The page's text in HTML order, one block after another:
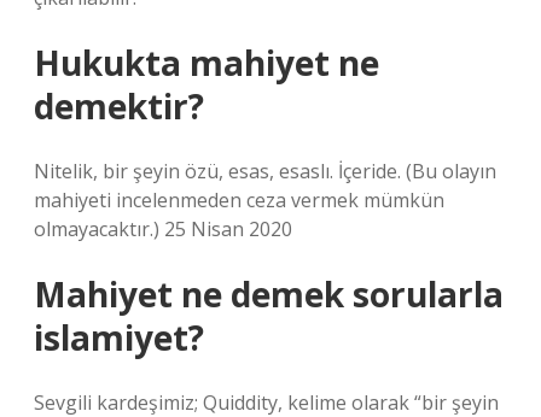
Hukukta mahiyet ne
demektir?
Nitelik, bir şeyin özü, esas, esaslı. İçeride. (Bu olayın
mahiyeti incelenmeden ceza vermek mümkün
olmayacaktır.) 25 Nisan 2020
Mahiyet ne demek sorularla
islamiyet?
Sevgili kardeşimiz; Quiddity, kelime olarak “bir şeyin